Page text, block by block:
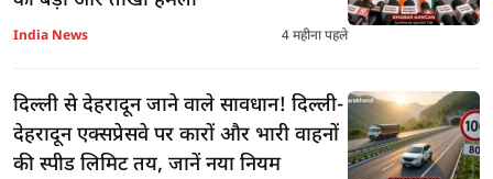
India News 4 महीना पहले
दिल्ली से देहरादून जाने वाले सावधान! दिल्ली-
देहरादून एक्सप्रेसवे पर कारों और भारी वाहनों
की स्पीड लिमिट तय, जानें नया नियम